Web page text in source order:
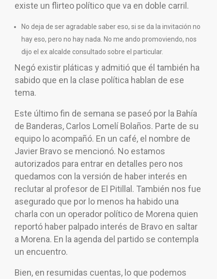
existe un flirteo político que va en doble carril.
No deja de ser agradable saber eso, si se da la invitación no
hay eso, pero no hay nada. No me ando promoviendo, nos
dijo el ex alcalde consultado sobre el particular.
Negó existir pláticas y admitió que él también ha
sabido que en la clase política hablan de ese
tema.
Este último fin de semana se paseó por la Bahía
de Banderas, Carlos Lomelí Bolaños. Parte de su
equipo lo acompañó. En un café, el nombre de
Javier Bravo se mencionó. No estamos
autorizados para entrar en detalles pero nos
quedamos con la versión de haber interés en
reclutar al profesor de El Pitillal. También nos fue
asegurado que por lo menos ha habido una
charla con un operador político de Morena quien
reportó haber palpado interés de Bravo en saltar
a Morena. En la agenda del partido se contempla
un encuentro.
Bien, en resumidas cuentas, lo que podemos